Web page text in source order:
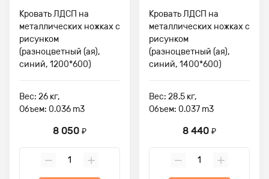
Кровать ЛДСП на
металлических ножках с
рисунком
(разноцветный (ая),
синий, 1200*600)
Вес: 26 кг,
Объем: 0.036 m3
8 050 ₽
Кровать ЛДСП на
металлических ножках с
рисунком
(разноцветный (ая),
синий, 1400*600)
Вес: 28.5 кг,
Объем: 0.037 m3
8 440 ₽